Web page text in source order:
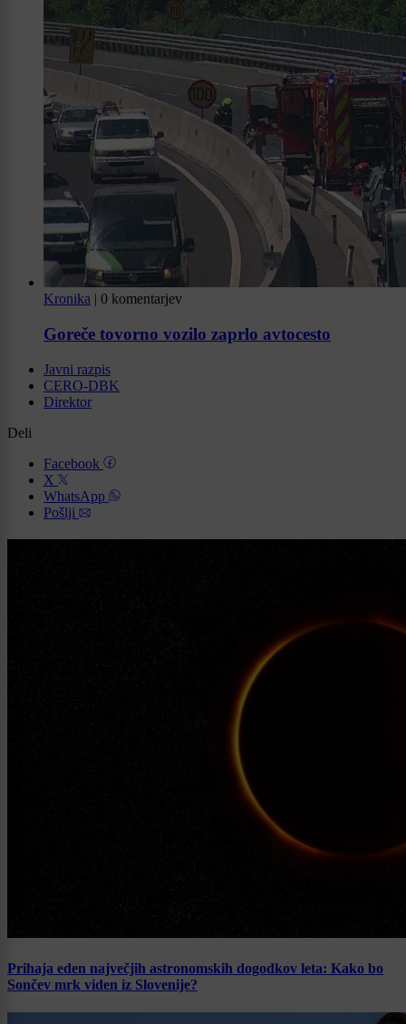
Kronika | 0 komentarjev
Goreče tovorno vozilo zaprlo avtocesto
Javni razpis
CERO-DBK
Direktor
Deli
Facebook
X
WhatsApp
Pošlji
Prihaja eden največjih astronomskih dogodkov leta: Kako bo
Sončev mrk viden iz Slovenije?